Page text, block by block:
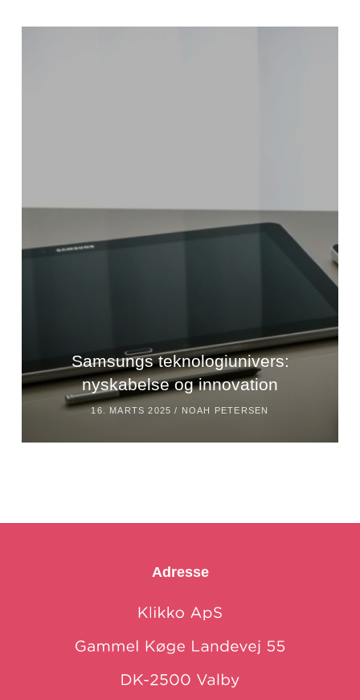
Samsungs teknologiunivers:
nyskabelse og innovation
16. MARTS 2025 / NOAH PETERSEN
Adresse